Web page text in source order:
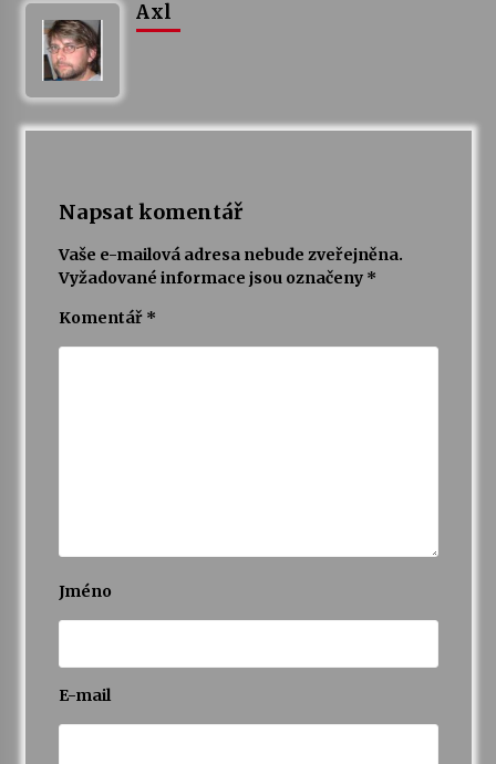
Axl
Napsat komentář
Vaše e-mailová adresa nebude zveřejněna.
Vyžadované informace jsou označeny *
Komentář *
Jméno
E-mail